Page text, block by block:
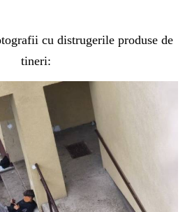
cu distrugerile produse de
tineri: